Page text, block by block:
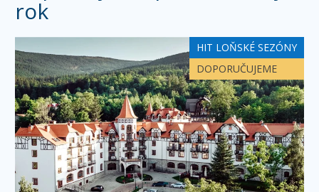
rok
HIT LOŇSKÉ SEZÓNY
DOPORUČUJEME